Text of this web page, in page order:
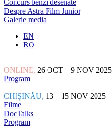
Concurs benzi desenate
Despre Astra Film Junior
Galerie media
EN
RO
ONLINE, 26 OCT – 9 NOV 2025
Program
CHIȘINĂU, 13 – 15 NOV 2025
Filme
DocTalks
Program